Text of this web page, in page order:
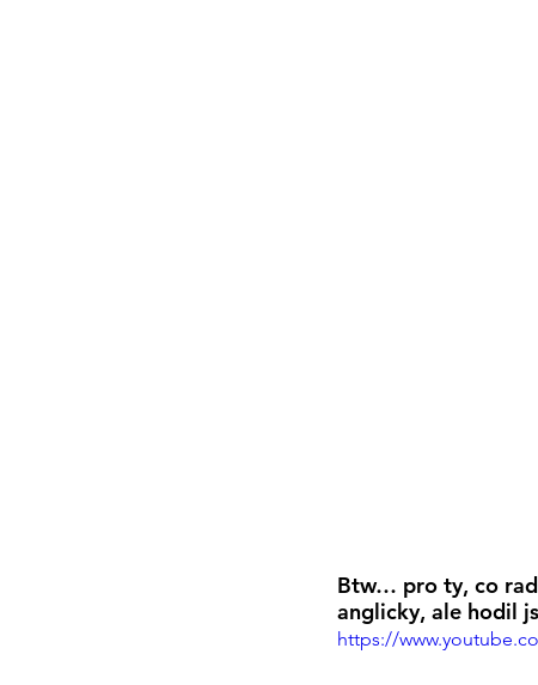
Btw… pro ty, co
anglicky, ale hodil
https://